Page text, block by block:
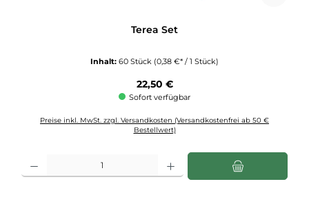
Terea Set
Inhalt: 60 Stück (0,38 €* / 1 Stück)
Regulärer Preis:
22,50 €
Sofort verfügbar
Preise inkl. MwSt. zzgl. Versandkosten (Versandkostenfrei ab 50 €
Bestellwert)
Produkt Anzahl: Gib den gewünschten Wert ein oder benutze die Schaltflächen